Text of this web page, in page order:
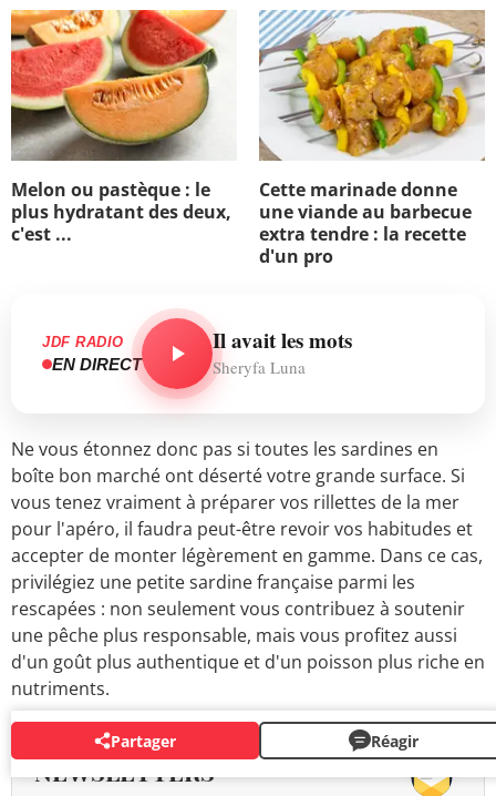
Melon ou pastèque : le
plus hydratant des deux,
c'est ...
Cette marinade donne
une viande au barbecue
extra tendre : la recette
d'un pro
JDF RADIO
EN DIRECT
Il avait les mots
Sheryfa Luna
Ne vous étonnez donc pas si toutes les sardines en
boîte bon marché ont déserté votre grande surface. Si
vous tenez vraiment à préparer vos rillettes de la mer
pour l'apéro, il faudra peut-être revoir vos habitudes et
accepter de monter légèrement en gamme. Dans ce cas,
privilégiez une petite sardine française parmi les
rescapées : non seulement vous contribuez à soutenir
une pêche plus responsable, mais vous profitez aussi
d'un goût plus authentique et d'un poisson plus riche en
nutriments.
Partager Réagir
NEWSLETTERS